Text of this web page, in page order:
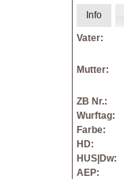
Info
Vater:
Mutter:
ZB Nr.:
Wurftag:
Farbe:
HD:
HUS|Dw:
AEP: